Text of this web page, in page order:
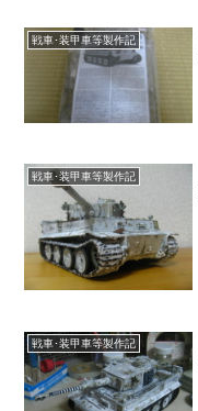
戦車･装甲車等製作記
戦車･装甲車等製作記
戦車･装甲車等製作記